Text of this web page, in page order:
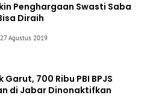
Penghargaan Swasti Saba
Diraih
27 Agustus 2019
Garut, 700 Ribu PBI BPJS
di Jabar Dinonaktifkan